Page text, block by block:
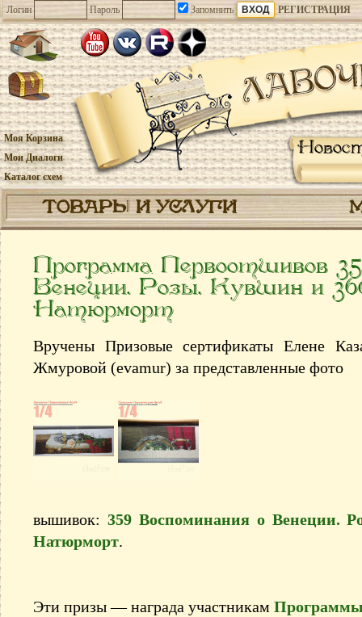
Логин Пароль Запомнить РЕГИСТРАЦИЯ
Моя Корзина
Мои Диалоги
Каталог схем
ТОВАРЫ И УСЛУГИ
Программа Первоотшивов
Венеции. Розы. Кувшин и
Натюрморт
Вручены Призовые сертификаты Елене
Жмуровой (evamur) за представленные фото
вышивок: 359 Воспоминания о Венеции.
Натюрморт.
Эти призы — награда участникам